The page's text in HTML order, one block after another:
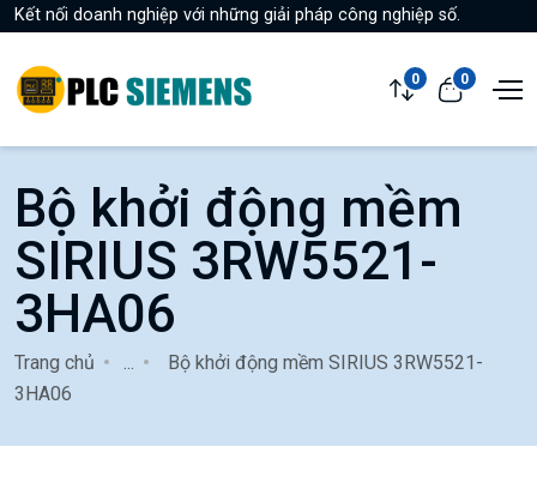
Kết nối doanh nghiệp với những giải pháp công nghiệp số.
0 0
Bộ khởi động mềm
SIRIUS 3RW5521-
3HA06
Trang chủ
Bộ khởi động mềm SIRIUS 3RW5521-
3HA06